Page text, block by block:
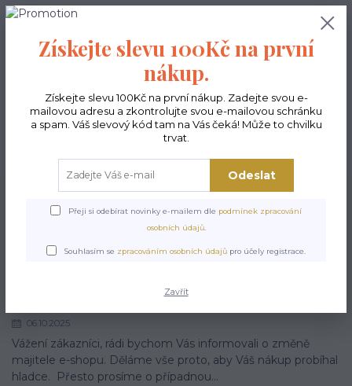
0,00 Kč
Úvod Novinky
Novinky
06.10.2025
Vážení zákazníci, rádi bychom Vás informovali o změně
majitele e-shopu. Děláme vše proto, aby Váš nákup probíhal
hladce. Přesto prosíme o případnou...
Získejte slevu 100Kč na první
nákup.
Získejte slevu 100Kč na první nákup. Zadejte svou e-
mailovou adresu a zkontrolujte svou e-mailovou schránku
a spam. Váš slevový kód tam na Vás čeká! Může to chvilku
trvat.
Odeslat
Přeji si odebírat novinky e-mailem dle podmínek zpracování
osobních údajů.
Souhlasím se zpracováním osobních údajů pro účely registrace.
Zavřít